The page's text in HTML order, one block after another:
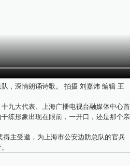
，深情朗诵诗歌。 拍摄 刘嘉炜 编辑 王
九大代表、上海广播电视台融媒体中心首
练形象出现在眼前，一开口，还是那个亲
得主受邀，为上海市公安边防总队的官兵